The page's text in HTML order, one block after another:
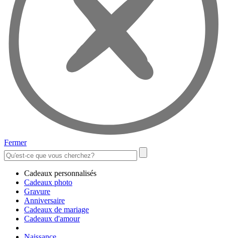
Fermer
Cadeaux personnalisés
Cadeaux photo
Gravure
Anniversaire
Cadeaux de mariage
Cadeaux d'amour